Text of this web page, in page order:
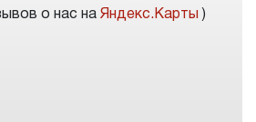
о нас на Яндекс.Карты )